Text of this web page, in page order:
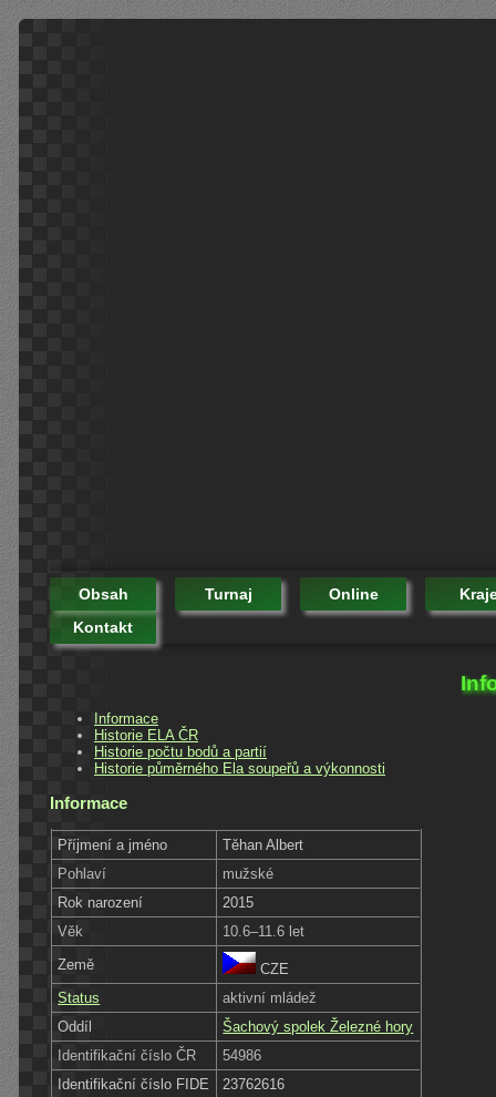
Obsah Turnaj Online
Kontakt
Informace
Historie ELA ČR
Historie počtu bodů a partií
Historie půměrného Ela soupeřů a výkonnosti
Informace
Příjmení a jméno
Těhan Albert
Pohlaví
mužské
Rok narození
2015
Věk
10.6–11.6 let
Země
CZE
Status
aktivní mládež
Oddíl
Šachový spolek Železné hory
Identifikační číslo ČR
54986
Identifikační číslo FIDE
23762616